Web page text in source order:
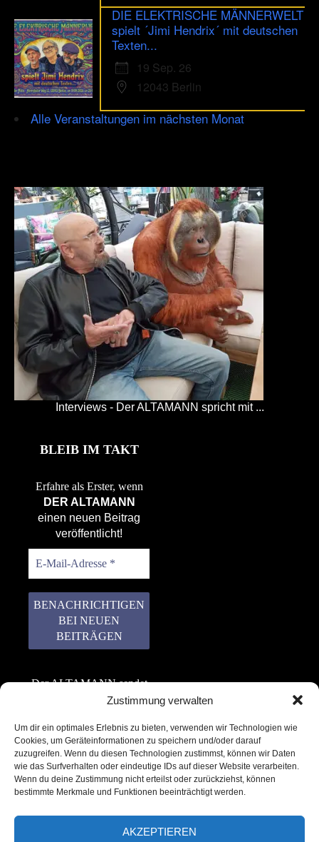
Zustimmung verwalten
Um dir ein optimales Erlebnis zu bieten, verwenden wir Technologien wie
Cookies, um Geräteinformationen zu speichern und/oder darauf
zuzugreifen. Wenn du diesen Technologien zustimmst, können wir Daten
wie das Surfverhalten oder eindeutige IDs auf dieser Website verarbeiten.
Wenn du deine Zustimmung nicht erteilst oder zurückziehst, können
bestimmte Merkmale und Funktionen beeinträchtigt werden.
AKZEPTIEREN
DIE ELEKTRISCHE MÄNNERWELT
spielt ´Jimi Hendrix´ mit deutschen
Texten...
19 Sep. 26
12043 Berlin
Alle Veranstaltungen im nächsten Monat
Interviews - Der ALTAMANN spricht mit ...
BLEIB IM TAKT
Erfahre als Erster, wenn
DER ALTAMANN
einen neuen Beitrag
veröffentlicht!
Der ALTAMANN sendet
keinen Spam! Er gibt
weiter. Erfahre mehr in
unserer
Datenschutzerklärung.